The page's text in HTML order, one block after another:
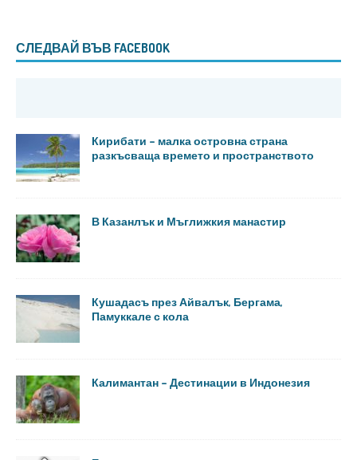
СЛЕДВАЙ ВЪВ FACEBOOK
Кирибати – малка островна страна
разкъсваща времето и пространството
В Казанлък и Мъглижкия манастир
Кушадасъ през Айвалък, Бергама,
Памуккале с кола
Калимантан – Дестинации в Индонезия